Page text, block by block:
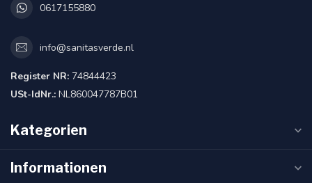
0617155880
info@sanitasverde.nl
Register NR: 74844423
USt-IdNr.: NL860047787B01
Kategorien
Informationen